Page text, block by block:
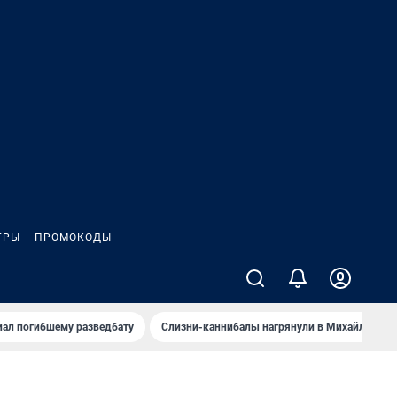
ПРОМОКОДЫ
погибшему разведбату Слизни-каннибалы нагрянули в Михайлов